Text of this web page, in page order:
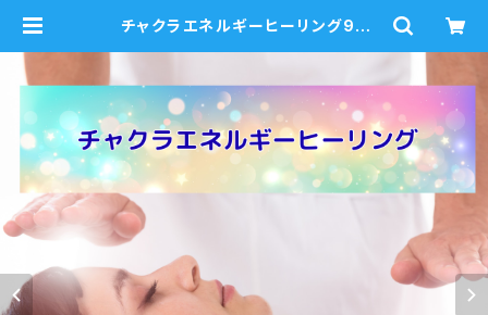
チャクラエネルギーヒーリング90